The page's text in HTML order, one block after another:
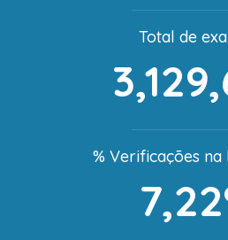
Total de
% Verificações